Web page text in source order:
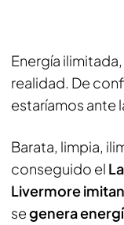
Energía
realidad. De
estaríamos ante
Barata, limpia,
conseguido el
Livermore
segenera